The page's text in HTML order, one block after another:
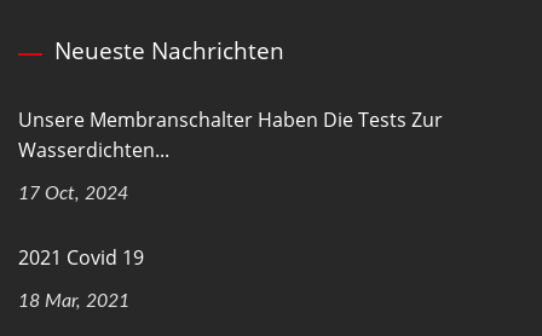
Neueste Nachrichten
Unsere Membranschalter Haben Die Tests Zur
Wasserdichten...
17 Oct, 2024
2021 Covid 19
18 Mar, 2021